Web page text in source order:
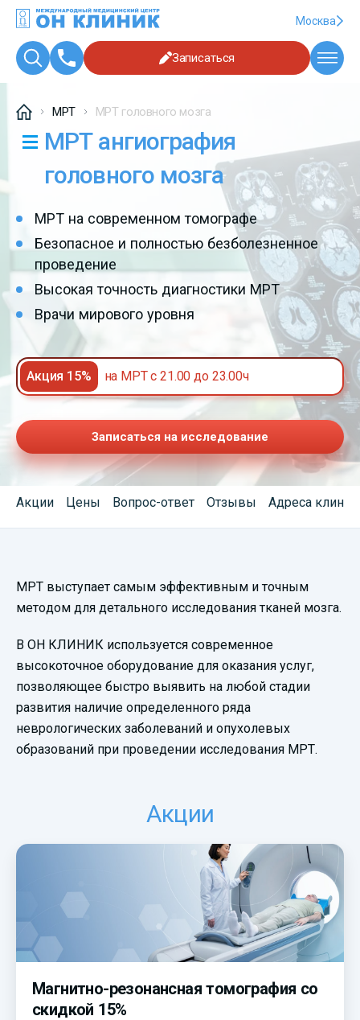
Москва
Записаться
МРТ МРТ головного мозга
МРТ ангиография
головного мозга
МРТ на современном томографе
Безопасное и полностью безболезненное
проведение
Высокая точность диагностики МРТ
Врачи мирового уровня
Акция 15% на МРТ с 21.00 до 23.00ч
Записаться на исследование
Акции Цены Вопрос-ответ Отзывы Адреса клиник
МРТ выступает самым эффективным и точным
методом для детального исследования тканей мозга.
В ОН КЛИНИК используется современное
высокоточное оборудование для оказания услуг,
позволяющее быстро выявить на любой стадии
развития наличие определенного ряда
неврологических заболеваний и опухолевых
образований при проведении исследования МРТ.
Акции
Магнитно-резонансная томография со
скидкой 15%